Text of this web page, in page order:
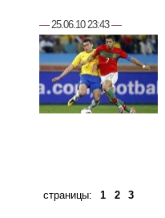
— 25.06.10 23:43—
страницы: 1 2 3